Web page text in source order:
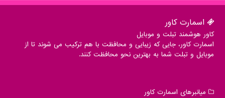
اسمارت كاور
کاور هوشمند تبلت و موبایل
اسمارت کاور، جایی که زیبایی و محافظت با هم ترکیب می شوند تا از
موبایل و تبلت شما به بهترین نحو محافظت کنند.
میانبرهای اسمارت كاور